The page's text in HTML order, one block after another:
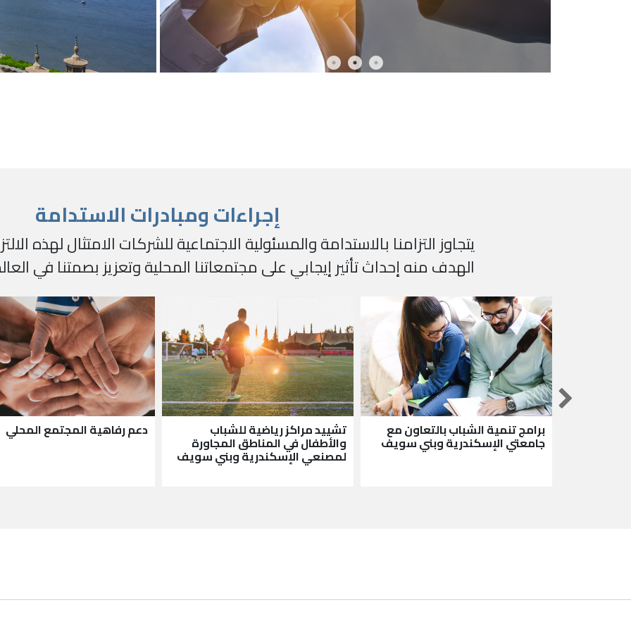
إجراءات ومبادرات الاستدامة
يتجاوز التزامنا بالاستدامة والمسئولية الاجتماعية للشركات الامتثال لهذه
الهدف منه إحداث تأثير إيجابي على مجتمعاتنا المحلية وتعزيز بصمتنا في
برامج تنمية الشباب بالتعاون مع
جامعتي الإسكندرية وبني سويف
تشييد مراكز رياضية للشباب
والأطفال في المناطق المجاورة
لمصنعي الإسكندرية وبني سويف
دعم رفاهية المجتمع المحلي